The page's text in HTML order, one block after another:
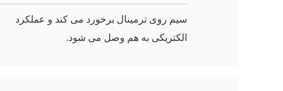
سیم روی ترمینال برخورد می کند و عملکرد
الکتریکی به هم وصل می شود.